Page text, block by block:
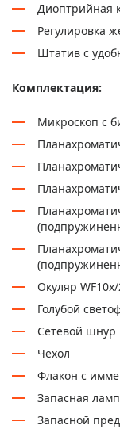
Диоптрийная
Регулировка
Штатив с
Комплектация:
Микроскоп с
Окуляр
Голубой
Сетевой шнур
Чехол
Флакон с
Запасная
Запасной